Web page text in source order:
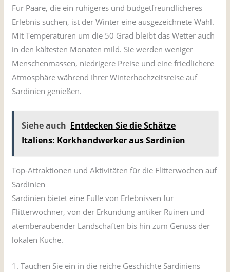
Für Paare, die ein ruhigeres und budgetfreundlicheres
Erlebnis suchen, ist der Winter eine ausgezeichnete Wahl.
Mit Temperaturen um die 50 Grad bleibt das Wetter auch
in den kältesten Monaten mild. Sie werden weniger
Menschenmassen, niedrigere Preise und eine friedlichere
Atmosphäre während Ihrer Winterhochzeitsreise auf
Sardinien genießen.
Siehe auch Entdecken Sie die Schätze
Italiens: Korkhandwerker aus Sardinien
Top-Attraktionen und Aktivitäten für die Flitterwochen auf
Sardinien
Sardinien bietet eine Fülle von Erlebnissen für
Flitterwöchner, von der Erkundung antiker Ruinen und
atemberaubender Landschaften bis hin zum Genuss der
lokalen Küche.
1. Tauchen Sie ein in die reiche Geschichte Sardiniens